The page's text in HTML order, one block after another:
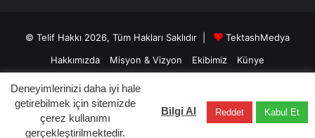
© Telif Hakkı 2026, Tüm Hakları Saklıdır |
TektashMedya
Hakkımızda
Misyon & Vizyon Ekibimiz
Künye
Üyelik Sözleşmesi
Gizlilik Sözleşmesi
Facebook LinkedInYouTubeInstagramTelegram
Deneyimlerinizi daha iyi hale
getirebilmek için sitemizde
çerez kullanımı
gerçekleştirilmektedir.
Bilgi Al Reddet Kabul Et